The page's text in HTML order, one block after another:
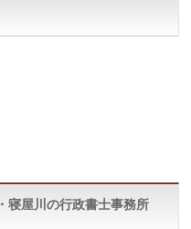
寝屋川の行政書士事務所